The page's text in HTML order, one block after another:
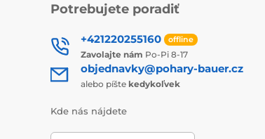
Potrebujete poradiť
+421220255160 offline
Zavolajte nám Po-Pi 8-17
objednavky@pohary-bauer.cz
alebo píšte kedykoľvek
Kde nás nájdete